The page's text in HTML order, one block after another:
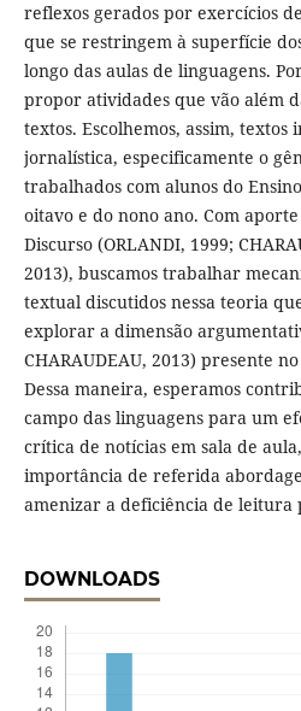
reflexos gerados por exercícios
que se restringem à superfície
longo das aulas de linguagens.
propor atividades que vão além
textos. Escolhemos, assim,
jornalística, especificamente o
trabalhados com alunos do
oitavo e do nono ano. Com
Discurso (ORLANDI, 1999;
2013), buscamos trabalhar
textual discutidos nessa teoria
explorar a dimensão
CHARAUDEAU, 2013) presente
Dessa maneira, esperamos
campo das linguagens para um
crítica de notícias em sala de
importância de referida
amenizar a deficiência de leitura
DOWNLOADS